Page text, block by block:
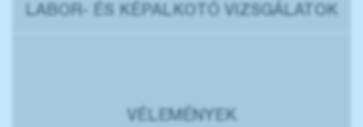
LABOR- ÉS KÉPALKOTÓ VIZSGÁLATOK
VÉLEMÉNYEK